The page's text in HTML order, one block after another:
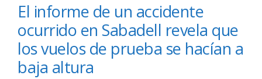
El informe de un accidente
ocurrido en Sabadell revela que
los vuelos de prueba se hacían a
baja altura